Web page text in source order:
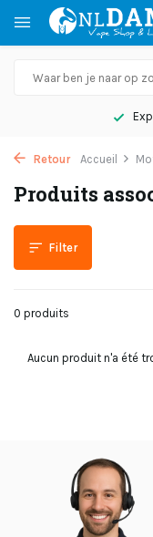
Retour Accueil
Produits
Filter
0 produits
Aucun produit n'a été